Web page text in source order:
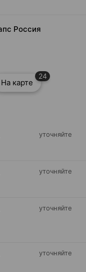
Россия
На карте
24
уточняйте
уточняйте
уточняйте
уточняйте